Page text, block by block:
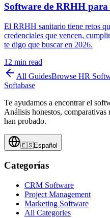
Software de RRHH
El RRHH sanitario tiene retos
credenciales que vencen,
te digo que buscar en 2026.
12 min read
All GuidesBrowse HR
Softabase
Te ayudamos a encontrar el
Análisis honestos, comparativas
han probado.
🇪🇸Español
Categorías
CRM Software
Project Management
Marketing Software
All Categories